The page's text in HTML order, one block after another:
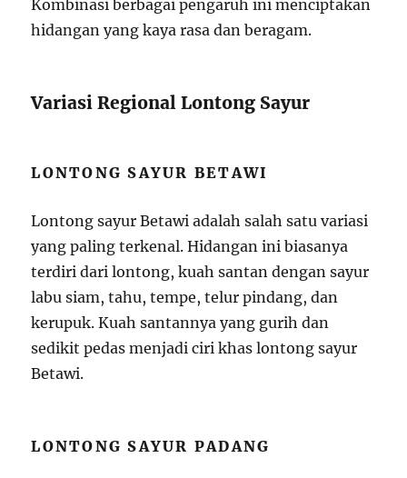
Kombinasi berbagai pengaruh ini menciptakan
hidangan yang kaya rasa dan beragam.
Variasi Regional Lontong Sayur
LONTONG SAYUR BETAWI
Lontong sayur Betawi adalah salah satu variasi
yang paling terkenal. Hidangan ini biasanya
terdiri dari lontong, kuah santan dengan sayur
labu siam, tahu, tempe, telur pindang, dan
kerupuk. Kuah santannya yang gurih dan
sedikit pedas menjadi ciri khas lontong sayur
Betawi.
LONTONG SAYUR PADANG